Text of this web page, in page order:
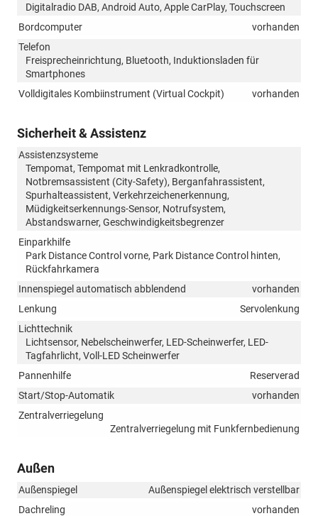
Digitalradio DAB, Android Auto, Apple CarPlay, Touchscreen
Bordcomputer
vorhanden
Telefon
Freisprecheinrichtung, Bluetooth, Induktionsladen für
Smartphones
Volldigitales Kombiinstrument (Virtual Cockpit)
vorhanden
Sicherheit & Assistenz
Assistenzsysteme
Tempomat, Tempomat mit Lenkradkontrolle,
Notbremsassistent (City-Safety), Berganfahrassistent,
Spurhalteassistent, Verkehrzeichenerkennung,
Müdigkeitserkennungs-Sensor, Notrufsystem,
Abstandswarner, Geschwindigkeitsbegrenzer
Einparkhilfe
Park Distance Control vorne, Park Distance Control hinten,
Rückfahrkamera
Innenspiegel automatisch abblendend
vorhanden
Lenkung
Servolenkung
Lichttechnik
Lichtsensor, Nebelscheinwerfer, LED-Scheinwerfer, LED-
Tagfahrlicht, Voll-LED Scheinwerfer
Pannenhilfe
Reserverad
Start/Stop-Automatik
vorhanden
Zentralverriegelung
Zentralverriegelung mit Funkfernbedienung
Außen
Außenspiegel
Außenspiegel elektrisch verstellbar
Dachreling
vorhanden